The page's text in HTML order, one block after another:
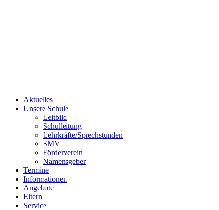
Aktuelles
Unsere Schule
Leitbild
Schulleitung
Lehrkräfte/Sprechstunden
SMV
Förderverein
Namensgeber
Termine
Informationen
Angebote
Eltern
Service